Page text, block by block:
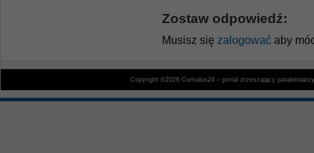
Zostaw odpowiedź:
Musisz się zalogować aby
Copyright ©2026 Cumulus24 – portal zrzeszający